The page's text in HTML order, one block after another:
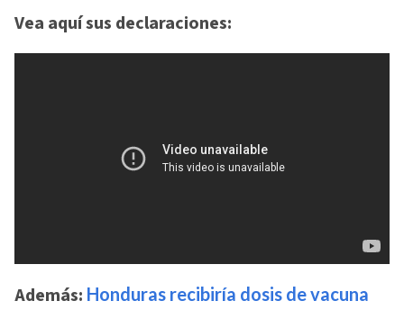
Vea aquí sus declaraciones:
Además: Honduras recibiría dosis de vacuna